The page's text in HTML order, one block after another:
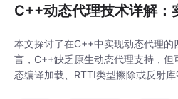
C++动态代理技术详解：
本文探讨了在C++中实现动态代理的
言，C++缺乏原生动态代理支持，但
态编译加载、RTTI类型擦除或反射